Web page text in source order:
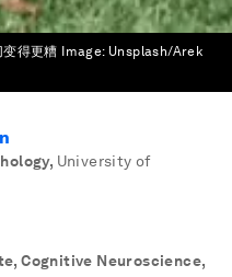
得更糟 Image: Unsplash/Arek
, University of
Cognitive Neuroscience,